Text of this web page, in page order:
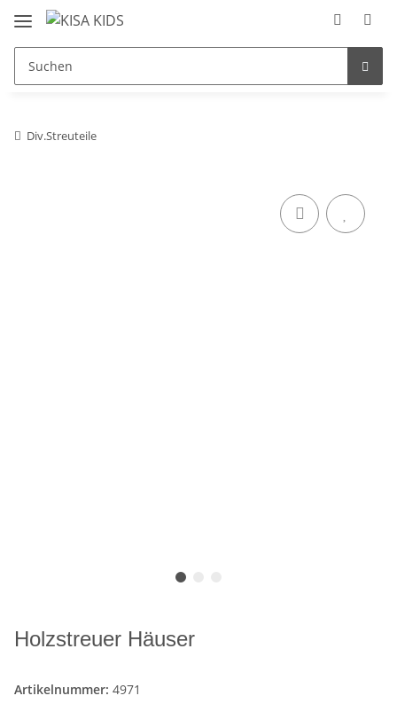
Div.Streuteile
Holzstreuer Häuser
Artikelnummer: 4971